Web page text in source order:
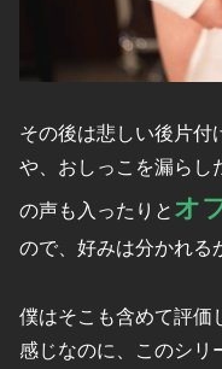
その後は悲しい後片付
や、おしっこを漏らし
の声も入ったりと オ
ので、好みは分かれる
僕はそこも含めて評価
感じなのに、このシリ